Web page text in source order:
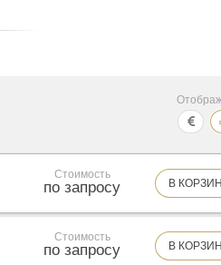
Стоимость
по запросу В
Стоимость
по запросу В